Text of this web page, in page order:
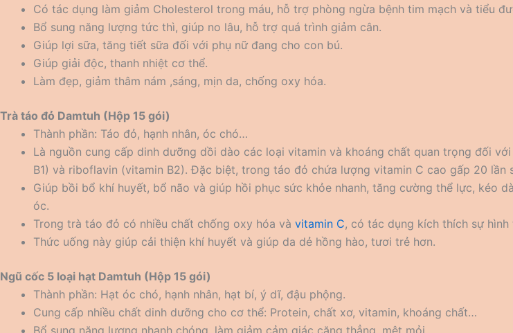
Có tác dụng làm giảm Cholesterol trong máu, hỗ trợ phòng ngừa bệnh tim mạch và tiểu
Bổ sung năng lượng tức thì, giúp no lâu, hỗ trợ quá trình giảm cân.
Giúp lợi sữa, tăng tiết sữa đối với phụ nữ đang cho con bú.
Giúp giải độc, thanh nhiệt cơ thể.
Làm đẹp, giảm thâm nám ,sáng, mịn da, chống oxy hóa.
Trà táo đỏ Damtuh (Hộp 15 gói)
Thành phần: Táo đỏ, hạnh nhân, óc chó…
Là nguồn cung cấp dinh dưỡng dồi dào các loại vitamin và khoáng chất quan trọng đối
B1) và riboflavin (vitamin B2). Đặc biệt, trong táo đỏ chứa lượng vitamin C cao gấp 20
Giúp bồi bổ khí huyết, bổ não và giúp hồi phục sức khỏe nhanh, tăng cường thể lực, kéo
óc.
Trong trà táo đỏ có nhiều chất chống oxy hóa và vitamin C, có tác dụng kích thích sự
Thức uống này giúp cải thiện khí huyết và giúp da dẻ hồng hào, tươi trẻ hơn.
Ngũ cốc 5 loại hạt Damtuh (Hộp 15 gói)
Thành phần: Hạt óc chó, hạnh nhân, hạt bí, ý dĩ, đậu phộng.
Cung cấp nhiều chất dinh dưỡng cho cơ thể: Protein, chất xơ, vitamin, khoáng chất…